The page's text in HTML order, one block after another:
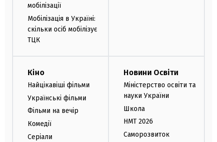
мобілізації
Мобілізація в Україні:
скільки осіб мобілізує
ТЦК
Кіно
Найцікавіші фільми
Українські фільми
Фільми на вечір
Комедії
Серіали
Новини Освіти
Міністерство освіти та
науки України
Школа
НМТ 2026
Саморозвиток